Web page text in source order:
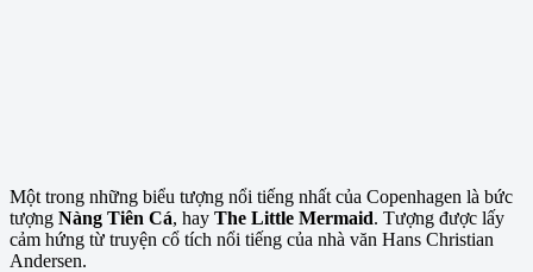
Một trong những biểu tượng nổi tiếng nhất của Copenhagen là bức
tượng Nàng Tiên Cá, hay The Little Mermaid. Tượng được lấy
cảm hứng từ truyện cổ tích nổi tiếng của nhà văn Hans Christian
Andersen.